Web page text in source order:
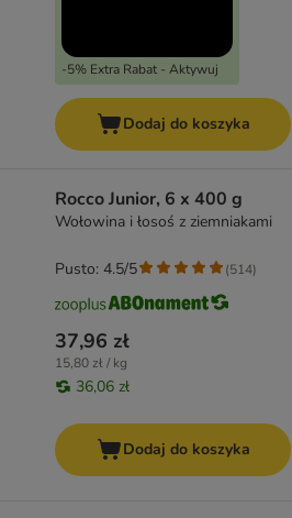
-5% Extra Rabat - Aktywuj
Dodaj do koszyka
Rocco Junior, 6 x 400 g
Wołowina i łosoś z ziemniakami
37,96 zł
15,80 zł / kg
36,06 zł
Pusto: 4.5/5 (514)
Dodaj do koszyka